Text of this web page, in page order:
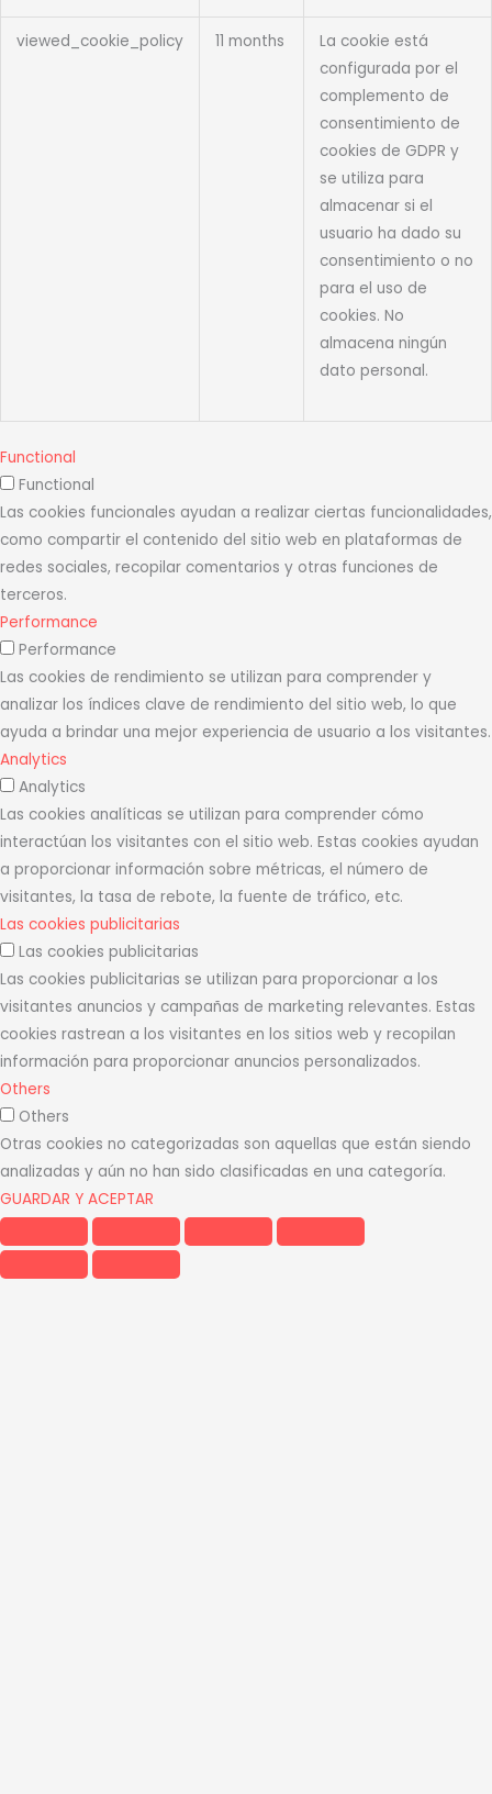
viewed_cookie_policy 11 months
La cookie está
configurada por el
complemento de
consentimiento de
cookies de GDPR y
se utiliza para
almacenar si el
usuario ha dado su
consentimiento o no
para el uso de
cookies. No
almacena ningún
dato personal.
Functional
Functional
Las cookies funcionales ayudan a realizar ciertas funcionalidades,
como compartir el contenido del sitio web en plataformas de
redes sociales, recopilar comentarios y otras funciones de
terceros.
Performance
Performance
Las cookies de rendimiento se utilizan para comprender y
analizar los índices clave de rendimiento del sitio web, lo que
ayuda a brindar una mejor experiencia de usuario a los visitantes.
Analytics
Analytics
Las cookies analíticas se utilizan para comprender cómo
interactúan los visitantes con el sitio web. Estas cookies ayudan
a proporcionar información sobre métricas, el número de
visitantes, la tasa de rebote, la fuente de tráfico, etc.
Las cookies publicitarias
Las cookies publicitarias
Las cookies publicitarias se utilizan para proporcionar a los
visitantes anuncios y campañas de marketing relevantes. Estas
cookies rastrean a los visitantes en los sitios web y recopilan
información para proporcionar anuncios personalizados.
Others
Others
Otras cookies no categorizadas son aquellas que están siendo
analizadas y aún no han sido clasificadas en una categoría.
GUARDAR Y ACEPTAR